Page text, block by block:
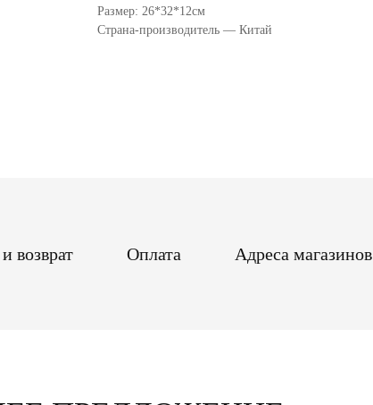
Размер: 26*32*12см
Страна-производитель — Китай
возврат Оплата Адреса магазинов